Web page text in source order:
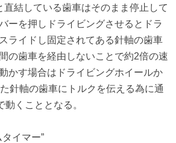
直結している歯車はそのまま停止して
ーを押しドライビングさせるとドラ
ライドし固定されてある針軸の歯車
の歯車を経由しないことで約2倍の速
かす場合はドライビングホイールか
針軸の歯車にトルクを伝える為に通
くこととなる。
イマー”